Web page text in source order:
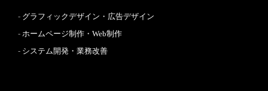
グラフィックデザイン・広告デザイン
ホームページ制作・Web制作
システム開発・業務改善